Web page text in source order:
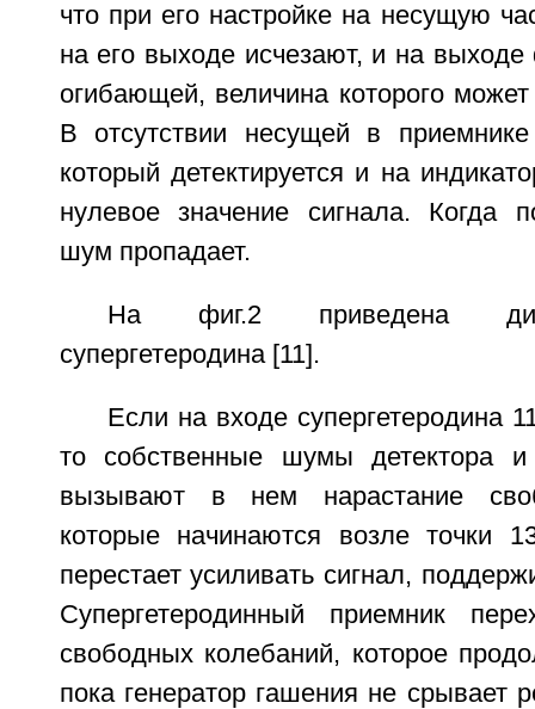
что при его настройке на несущую
на его выходе исчезают, и на выходе
огибающей, величина которого
В отсутствии несущей в
который детектируется и на
нулевое значение сигнала. Когда
шум пропадает.
На фиг.2 приведена
супергетеродина [11].
Если на входе супергетеродина
то собственные шумы детектора
вызывают в нем нарастание
которые начинаются возле точки
перестает усиливать сигнал,
Супергетеродинный приемник
свободных колебаний, которое
пока генератор гашения не срывает